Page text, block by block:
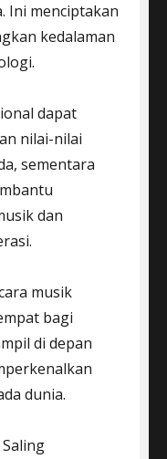
Ini menciptakan
kedalaman
dapat
nilai-nilai
sementara
dan
musik
bagi
di depan
dunia.